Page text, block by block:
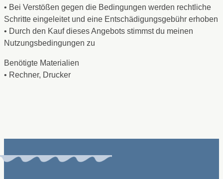
• Bei Verstößen gegen die Bedingungen werden rechtliche
Schritte eingeleitet und eine Entschädigungsgebühr erhoben
• Durch den Kauf dieses Angebots stimmst du meinen
Nutzungsbedingungen zu
Benötigte Materialien
• Rechner, Drucker